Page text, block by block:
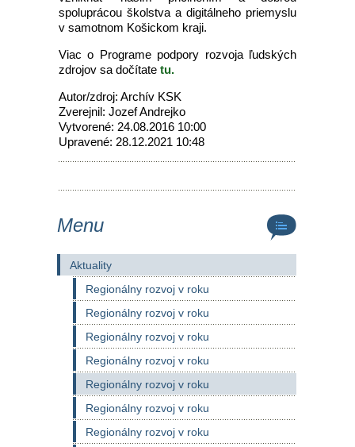
spoluprácou školstva a digitálneho priemyslu
v samotnom Košickom kraji.
Viac o Programe podpory rozvoja ľudských
zdrojov sa dočítate tu.
Autor/zdroj: Archív KSK
Zverejnil: Jozef Andrejko
Vytvorené: 24.08.2016 10:00
Upravené: 28.12.2021 10:48
Menu
Aktuality
Regionálny rozvoj v roku
Regionálny rozvoj v roku
Regionálny rozvoj v roku
Regionálny rozvoj v roku
Regionálny rozvoj v roku
Regionálny rozvoj v roku
Regionálny rozvoj v roku